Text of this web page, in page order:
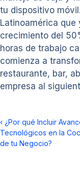
tu dispositivo
Latinoamérica que
crecimiento del
horas de trabajo
comienza a
restaurante, bar,
empresa al
‹ ¿Por qué Incluir
Tecnológicos en la
de tu Negocio?